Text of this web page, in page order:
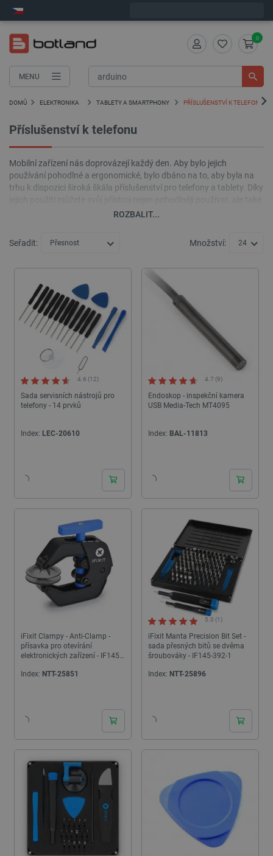
MENU
0
DOMŮ ELEKTRONIKA TABLETY A SMARTPHONY PŘÍSLUŠENSTVÍ K TELEFONU
Příslušenství k telefonu
Mobilní zařízení nás doprovázejí každý den. Aby bylo jejich
používání pohodlné a ergonomické, bylo dbáno na to, aby byla na
trhu k dispozici široká škála příslušenství pro telefony a tablety. Díky
ho chránit v případě pádu, nebo do něj přidat zcela nové funkce,
ROZBALIT...
Seřadit: Přesnost Množství: 24
Sada servisních nástrojů pro
telefony - 14 prvků
4.6 (12)
Index: LEC-20610
Endoskop - inspekční kamera
USB Media-Tech MT4095
4.7 (9)
Index: BAL-11813
iFixit Clampy - Anti-Clamp -
přísavka pro otevírání
elektronických zařízení - IF145-
Index: NTT-25851
iFixit Manta Precision Bit Set -
sada přesných bitů se dvěma
šroubováky - IF145-392-1
5.0 (1)
Index: NTT-25896